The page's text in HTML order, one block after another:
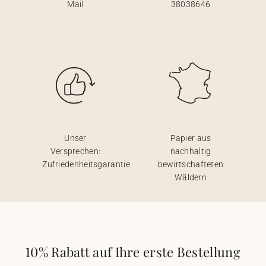
Mail
38038646
Unser
Versprechen:
Zufriedenheitsgarantie
Papier aus
nachhaltig
bewirtschafteten
Wäldern
10% Rabatt auf Ihre erste Bestellung